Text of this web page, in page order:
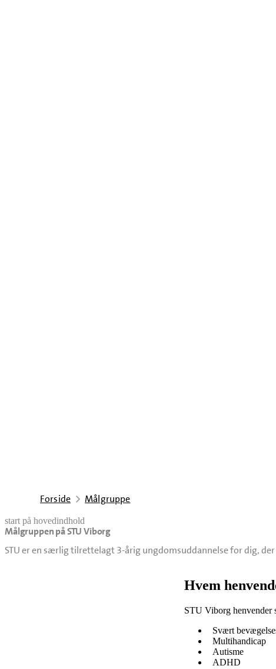
Forside Målgruppe
start på hovedindhold
Målgruppen på STU Viborg
STU er en særlig tilrettelagt 3-årig ungdomsuddannelse for dig,
senest opdateret 21. april 2026
Hvem
STU Viborg henvender
Svært
Multihandicap
Autisme
ADHD